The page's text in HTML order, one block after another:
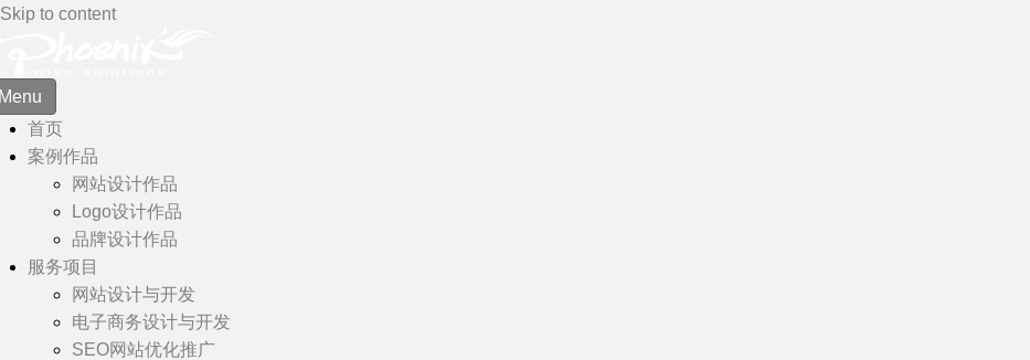
Skip to content
首页
案例作品
网站设计作品
Logo设计作品
品牌设计作品
服务项目
网站设计与开发
电子商务设计与开发
SEO网站优化推广